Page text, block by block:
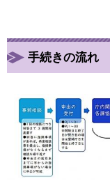
手続きの流れ